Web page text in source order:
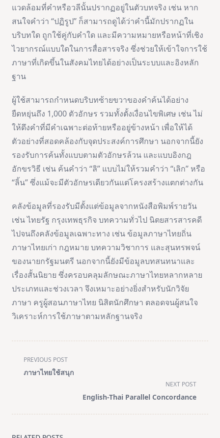
แวดล้อมที่คำหรือวลีนั้นปรากฏอยู่ในตัวบทจริง เช่น หาก
สนใจคำว่า “ปฏิรูป” ก็สามารถดูได้ว่าคำนี้มักปรากฏใน
บริบทใด ถูกใช้คู่กับคำใด และมีความหมายหรือหน้าที่เชิง
ไวยากรณ์แบบใดในการสื่อสารจริง ซึ่งช่วยให้เข้าใจการใช้
ภาษาที่เกิดขึ้นในสังคมไทยได้อย่างเป็นระบบและอิงหลัก
ฐาน
ผู้ใช้สามารถกำหนดบริบทซ้ายขวาของคำค้นได้อย่าง
ยืดหยุ่นถึง 1,000 ตัวอักษร รวมทั้งตั้งเงื่อนไขพิเศษ เช่น ไม่
ให้ดึงคำที่มีคำเฉพาะต่อท้ายหรืออยู่ข้างหน้า เพื่อให้ได้
ตัวอย่างที่สอดคล้องกับจุดประสงค์การศึกษา นอกจากนี้ยัง
รองรับการค้นทั้งแบบตามตัวอักษรล้วน และแบบอิงกฎ
อักขรวิธี เช่น ค้นคำว่า “ลิ” แบบไม่ให้รวมคำว่า “เลิก” หรือ
“ลิ้น” ซึ่งแม้จะมีตัวอักษรเดียวกันแต่โครงสร้างแตกต่างกัน
คลังข้อมูลที่รองรับมีตั้งแต่ข้อมูลจากหนังสือพิมพ์รายวัน
เช่น ไทยรัฐ กรุงเทพธุรกิจ บทความทั่วไป นิตยสารสารคดี
ไปจนถึงคลังข้อมูลเฉพาะทาง เช่น ข้อมูลภาษาไทยถิ่น
ภาษาไทยเก่า กฎหมาย บทความวิชาการ และสุนทรพจน์
ของนายกรัฐมนตรี นอกจากนี้ยังมีข้อมูลบทสนทนาและ
เรื่องสั้นนิยาย ซึ่งครอบคลุมลักษณะภาษาไทยหลากหลาย
ประเภทและช่วงเวลา จึงเหมาะอย่างยิ่งสำหรับนักวิจัย
ภาษา ครูผู้สอนภาษาไทย นิสิตนักศึกษา ตลอดจนผู้สนใจ
วิเคราะห์การใช้ภาษาตามหลักฐานจริง
<span
class="nav-
text">Page</span>
PREVIOUS POST
ภาษาไทยใช้สนุก
NEXT POST
English-Thai Parallel Concordance